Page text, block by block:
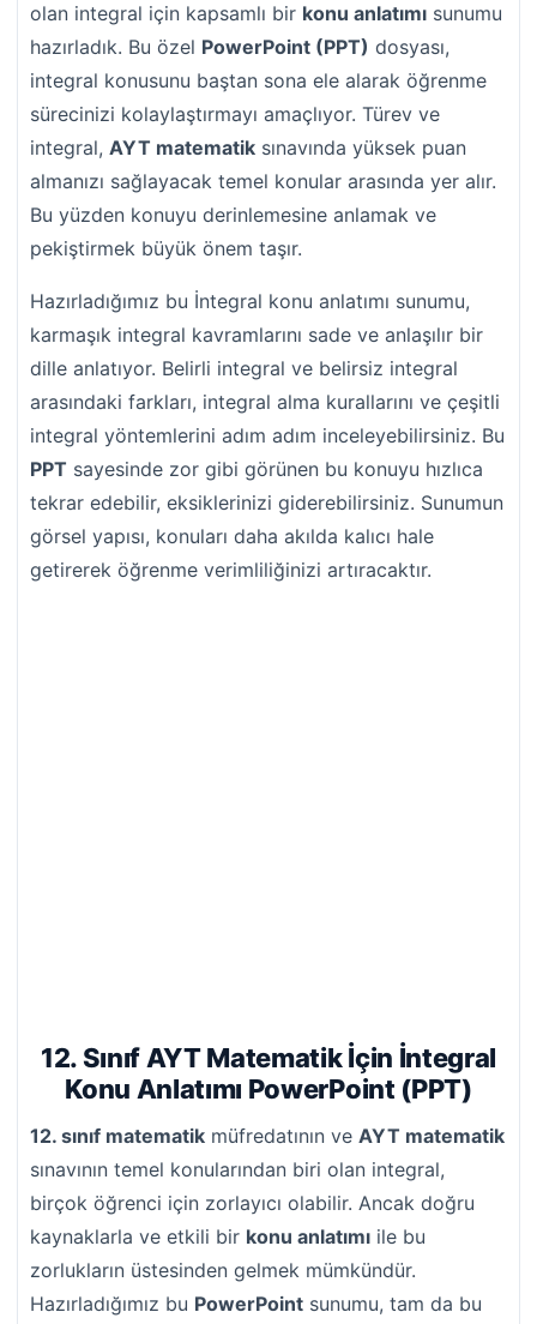
olan integral için kapsamlı bir konu anlatımı sunumu
hazırladık. Bu özel PowerPoint (PPT) dosyası,
integral konusunu baştan sona ele alarak öğrenme
sürecinizi kolaylaştırmayı amaçlıyor. Türev ve
integral, AYT matematik sınavında yüksek puan
almanızı sağlayacak temel konular arasında yer alır.
Bu yüzden konuyu derinlemesine anlamak ve
pekiştirmek büyük önem taşır.
Hazırladığımız bu İntegral konu anlatımı sunumu,
karmaşık integral kavramlarını sade ve anlaşılır bir
dille anlatıyor. Belirli integral ve belirsiz integral
arasındaki farkları, integral alma kurallarını ve çeşitli
integral yöntemlerini adım adım inceleyebilirsiniz. Bu
PPT sayesinde zor gibi görünen bu konuyu hızlıca
tekrar edebilir, eksiklerinizi giderebilirsiniz. Sunumun
görsel yapısı, konuları daha akılda kalıcı hale
getirerek öğrenme verimliliğinizi artıracaktır.
12. Sınıf AYT Matematik İçin İntegral
Konu Anlatımı PowerPoint (PPT)
12. sınıf matematik müfredatının ve AYT matematik
sınavının temel konularından biri olan integral,
birçok öğrenci için zorlayıcı olabilir. Ancak doğru
kaynaklarla ve etkili bir konu anlatımı ile bu
zorlukların üstesinden gelmek mümkündür.
Hazırladığımız bu PowerPoint sunumu, tam da bu